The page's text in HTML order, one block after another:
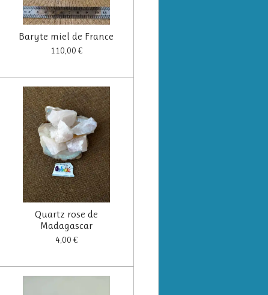
Baryte miel de France
110,00 €
Quartz rose de
Madagascar
4,00 €